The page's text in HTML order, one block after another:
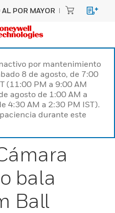
POR MAYOR
por mantenimiento
8 de agosto, de 7:00
(11:00 PM a 9:00 AM
agosto de 1:00 AM a
4:30 AM a 2:30 PM IST).
durante este
bala
Ball